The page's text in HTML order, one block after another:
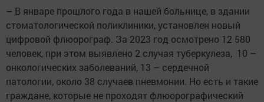
– В январе прошлого года в нашей больнице, в здании
стоматологической поликлиники, установлен новый
цифровой флюорограф. За 2023 год осмотрено 12 580
человек, при этом выявлено 2 случая туберкулеза, 10 –
онкологических заболеваний, 13 – сердечной
патологии, около 38 случаев пневмонии. Но есть и такие
граждане, которые не проходят флюорографический